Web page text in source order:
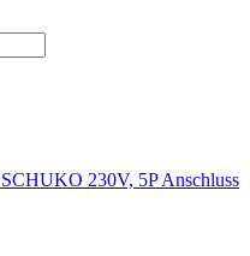
230V, 5P Anschluss